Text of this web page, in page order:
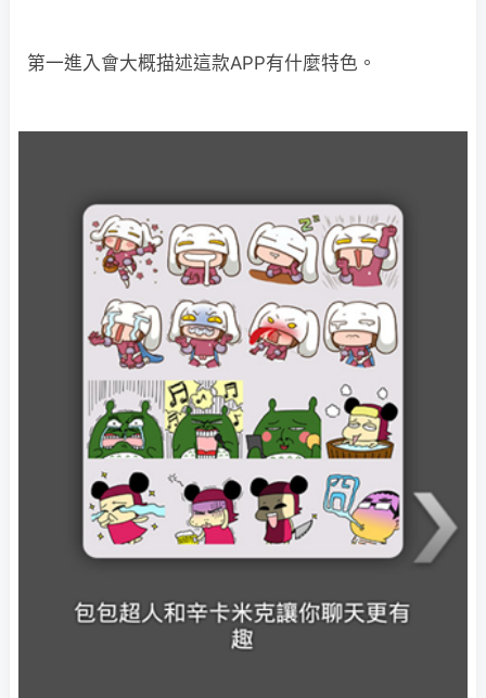
第一進入會大概描述這款APP有什麼特色。